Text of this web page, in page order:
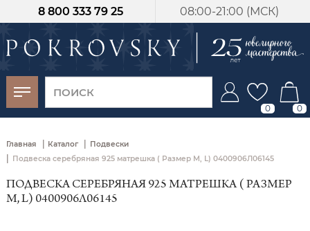
08:00-21:00 (МСК)
8 800 333 79 25
0 0
Главная | Каталог | Подвески
| Подвеска серебряная 925 матрешка ( Размер М, L) 0400906Л06145
ПОДВЕСКА СЕРЕБРЯНАЯ 925 МАТРЕШКА ( РАЗМЕР
М, L) 0400906Л06145
-30%
от 15 дней с
момента оплаты